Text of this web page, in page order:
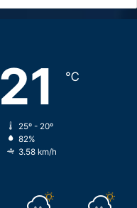
21 ℃
25º - 20º
82%
3.58 km/h